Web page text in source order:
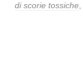
di scorie tossiche